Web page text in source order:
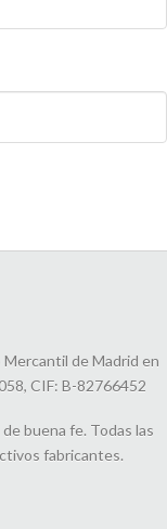
de Madrid en
CIF: B-82766452
buena fe. Todas las
fabricantes.